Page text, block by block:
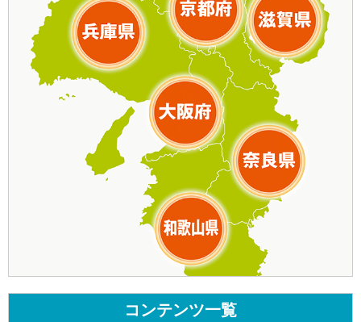
コンテンツ一覧